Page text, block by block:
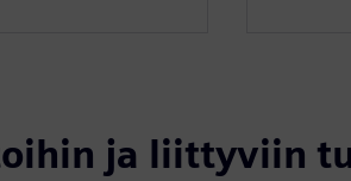
ja liittyviin